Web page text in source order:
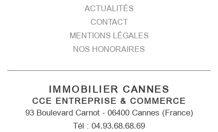
ACTUALITÉS
CONTACT
MENTIONS LÉGALES
NOS HONORAIRES
IMMOBILIER CANNES
CCE ENTREPRISE & COMMERCE
93 Boulevard Carnot - 06400 Cannes (France)
Tél : 04.93.68.68.69